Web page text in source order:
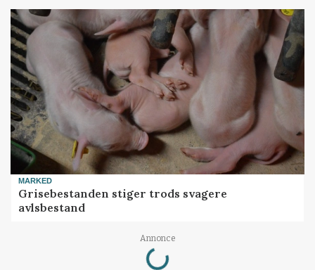
MARKED
Grisebestanden stiger trods svagere
avlsbestand
Annonce
Loading...